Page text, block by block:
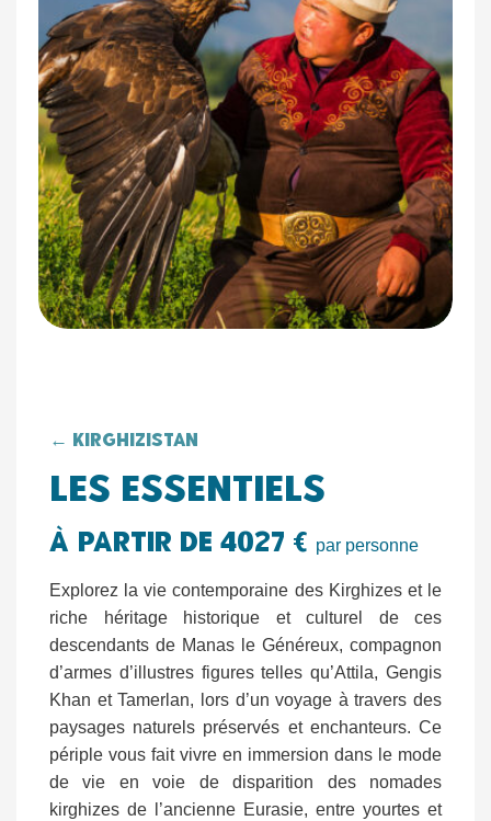
← Kirghizistan
Les Essentiels
à partir de 4027 € par personne
Explorez la vie contemporaine des Kirghizes et le
riche héritage historique et culturel de ces
descendants de Manas le Généreux, compagnon
d’armes d’illustres figures telles qu’Attila, Gengis
Khan et Tamerlan, lors d’un voyage à travers des
paysages naturels préservés et enchanteurs. Ce
périple vous fait vivre en immersion dans le mode
de vie en voie de disparition des nomades
kirghizes de l’ancienne Eurasie, entre yourtes et